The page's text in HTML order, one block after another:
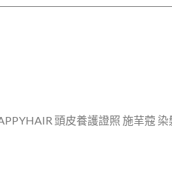
頭皮養護證照 施𦭵𦸅